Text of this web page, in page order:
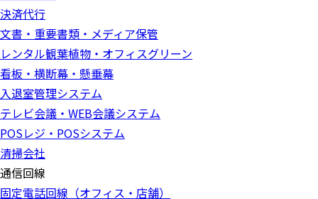
決済代行
文書・重要書類・メディア保管
レンタル観葉植物・オフィスグリーン
看板・横断幕・懸垂幕
入退室管理システム
テレビ会議・WEB会議システム
POSレジ・POSシステム
清掃会社
通信回線
固定電話回線（オフィス・店舗）